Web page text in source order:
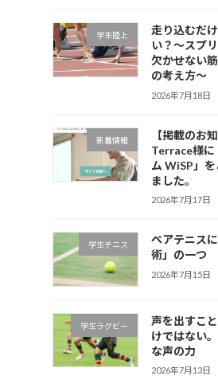
学生陸上
走り込むだ
い？～スプ
欠かせない
の考え方～
2026年7月18日
新着情報
【掲載のお
Terrace様に
ム WiSP」
ました。
2026年7月17日
学生テニス
ペアテニス
術」の一つ
2026年7月15日
学生ラグビー
声を出すこ
けではない
な声の力
2026年7月13日